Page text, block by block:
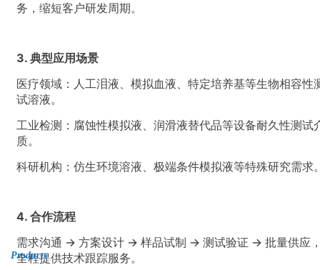
Products
务，缩短客户研发周期。
3. 典型应用场景
医疗领域：人工泪液、模拟血液、特定培养基等生物相容性
试溶液。
工业检测：腐蚀性模拟液、润滑液替代品等设备耐久性测试
质。
科研机构：仿生环境溶液、极端条件模拟液等特殊研究需求
4. 合作流程
需求沟通 → 方案设计 → 样品试制 → 测试验证 → 批量供应
全程提供技术跟踪服务。